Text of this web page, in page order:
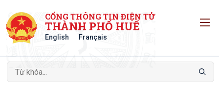
CỔNG THÔNG TIN ĐIỆN TỬ
THÀNH PHỐ HUẾ
English Français